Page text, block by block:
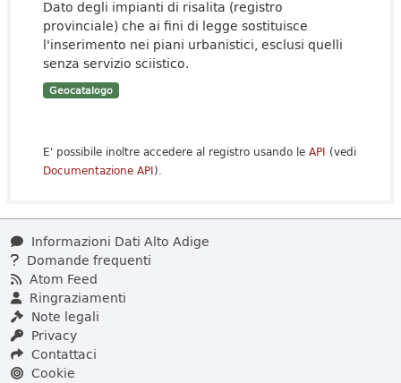
Dato degli impianti di risalita (registro
provinciale) che ai fini di legge sostituisce
l'inserimento nei piani urbanistici, esclusi quelli
senza servizio sciistico.
Geocatalogo
E' possibile inoltre accedere al registro usando le API (vedi
Documentazione API).
Informazioni Dati Alto Adige
Domande frequenti
Atom Feed
Ringraziamenti
Note legali
Privacy
Contattaci
Cookie